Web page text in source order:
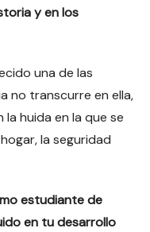
y en los
una de las
no transcurre en ella,
huida en la que se
la seguridad
estudiante de
en tu desarrollo